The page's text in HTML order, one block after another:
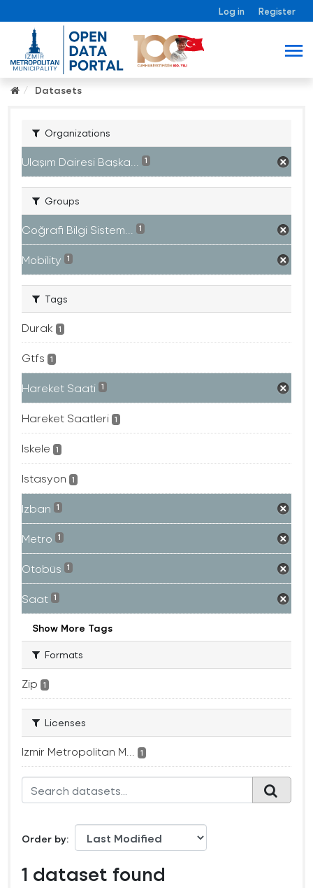
Log in Register
Datasets
Organizations
Ulaşım Dairesi Başka... 1
Groups
Coğrafi Bilgi Sistem... 1
Mobility 1
Tags
Durak 1
Gtfs 1
Hareket Saati 1
Hareket Saatleri 1
Iskele 1
Istasyon 1
Izban 1
Metro 1
Otobüs 1
Saat 1
Show More Tags
Formats
Zip 1
Licenses
Izmir Metropolitan M... 1
Order by
1 dataset found